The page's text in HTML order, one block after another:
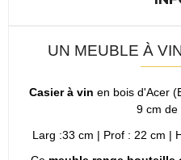
UN MEUBLE À
Casier à vin en bois d'Acer
9 cm de
Larg :33 cm | Prof : 22 cm |